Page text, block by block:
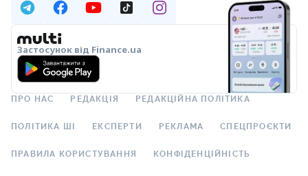
Застосунок від Finance.ua
ПРО НАС РЕДАКЦІЯ РЕДАКЦІЙНА ПОЛІТИКА
ПОЛІТИКА ШІ ЕКСПЕРТИ РЕКЛАМА СПЕЦПРОЄКТИ
ПРАВИЛА КОРИСТУВАННЯ КОНФІДЕНЦІЙНІСТЬ